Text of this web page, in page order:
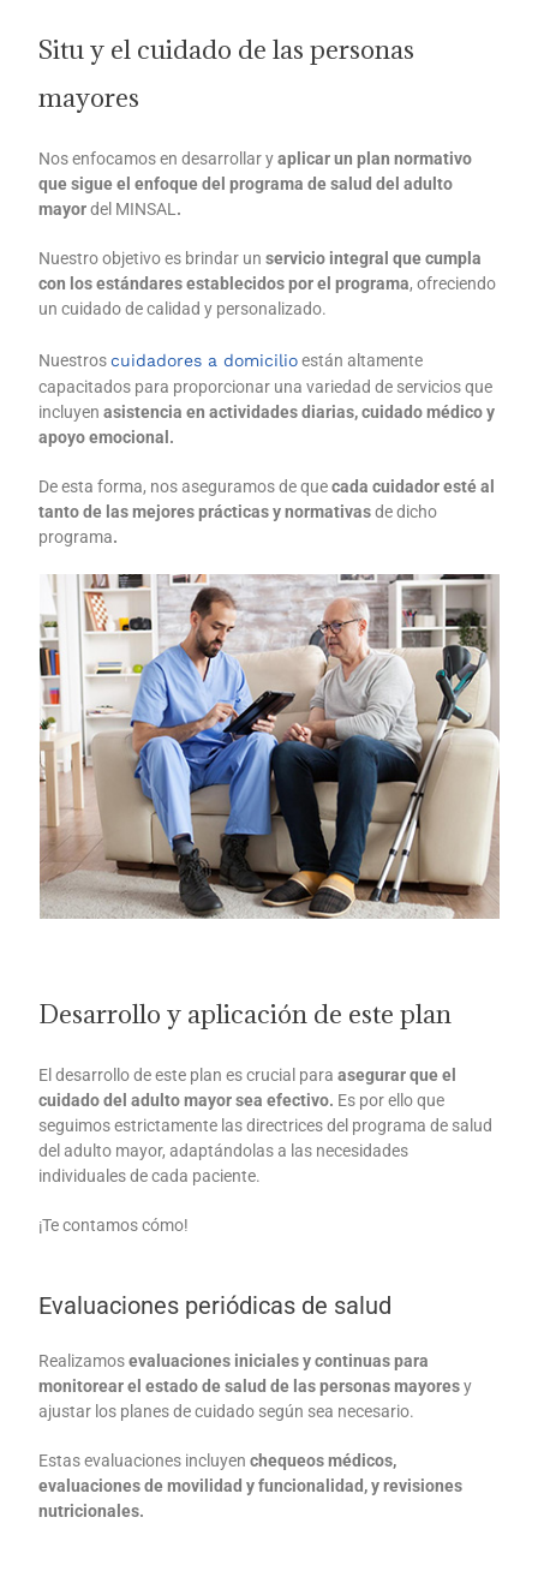
Situ y el cuidado de las personas
mayores
Nos enfocamos en desarrollar yaplicar un plan normativo
que sigue el enfoque del programa de salud del adulto
mayordel MINSAL .
Nuestro objetivo es brindar unservicio integral que cumpla
con los estándares establecidos por el programa, ofreciendo
un cuidado de calidad y personalizado.
Nuestroscuidadores a domicilioestán altamente
capacitados para proporcionar una variedad de servicios que
incluyenasistencia en actividades diarias, cuidado médico y
apoyo emocional.
De esta forma, nos aseguramos de quecada cuidador esté al
tanto de las mejores prácticas y normativasde dicho
programa.
Desarrollo y aplicación de este plan
El desarrollo de este plan es crucial paraasegurar que el
cuidado del adulto mayor sea efectivo. Es por ello que
seguimos estrictamente las directrices del programa de salud
del adulto mayor, adaptándolas a las necesidades
individuales de cada paciente.
¡Te contamos cómo!
Evaluaciones periódicas de salud
Realizamosevaluaciones iniciales y continuas para
monitorear el estado de salud de las personas mayoresy
ajustar los planes de cuidado según sea necesario.
Estas evaluaciones incluyen chequeos médicos,
evaluaciones de movilidad y funcionalidad, y revisiones
nutricionales.